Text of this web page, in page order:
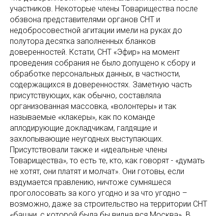
участников. Некоторые члены Товарищества после
обзвона представителями органов СНТ и
недобросовестной агитации имели на руках до
полутора десятка заполненных бланков
доверенностей. Кстати, СНТ «Эфир» на момент
проведения собрания не было допущено к сбору и
обработке персональных данных, в частности,
содержащихся в доверенностях. Заметную часть
присутствующих, как обычно, составляла
организованная массовка, «волонтеры» и так
называемые «клакеры», как по команде
аплодирующие докладчикам, галдящие и
захлопывающие неугодных выступающих.
Присутствовали также и «идеальные члены
Товарищества», то есть те, кто, как говорят - «думать
не хотят, они платят и молчат». Они готовы, если
вздумается правлению, ничтоже сумняшеся
проголосовать за кого угодно и за что угодно –
возможно, даже за строительство на территории СНТ